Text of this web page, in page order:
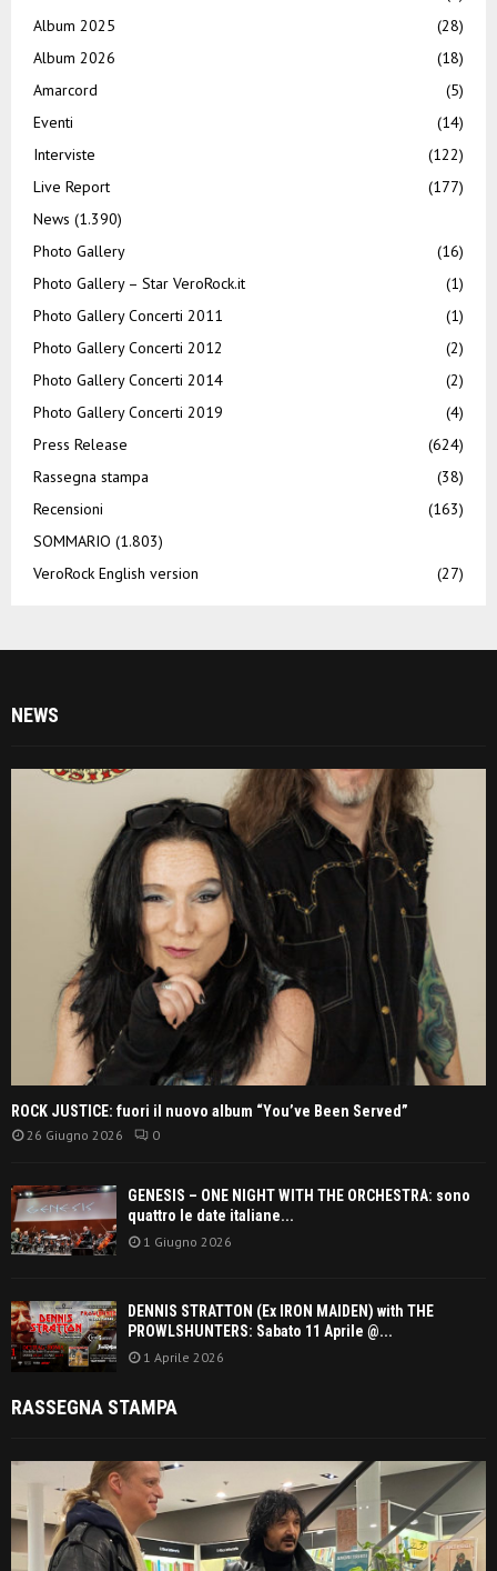
Album 2025
(28)
Album 2026
(18)
Amarcord
(5)
Eventi
(14)
Interviste
(122)
Live Report
(177)
News (1.390)
Photo Gallery
(16)
Photo Gallery – Star VeroRock.it
(1)
Photo Gallery Concerti 2011
(1)
Photo Gallery Concerti 2012
(2)
Photo Gallery Concerti 2014
(2)
Photo Gallery Concerti 2019
(4)
Press Release
(624)
Rassegna stampa
(38)
Recensioni
(163)
SOMMARIO (1.803)
VeroRock English version
(27)
NEWS
ROCK JUSTICE: fuori il nuovo album “You’ve Been Served”
26 Giugno 2026 0
GENESIS – ONE NIGHT WITH THE ORCHESTRA: sono
quattro le date italiane...
1 Giugno 2026
DENNIS STRATTON (Ex IRON MAIDEN) with THE
PROWLSHUNTERS: Sabato 11 Aprile @...
1 Aprile 2026
RASSEGNA STAMPA